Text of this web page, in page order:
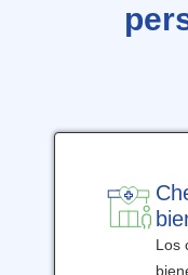
Los